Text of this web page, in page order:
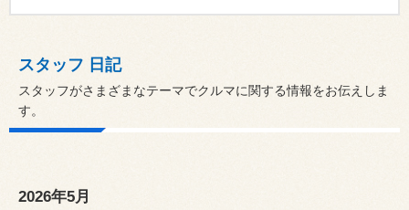
スタッフ 日記
スタッフがさまざまなテーマでクルマに関する情報をお伝えしま
す。
2026年5月